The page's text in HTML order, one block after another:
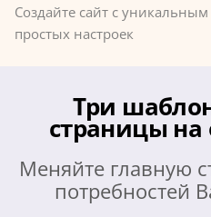
Создайте сайт с
простых настроек
Три
страницы на
Меняйте главную
потребностей